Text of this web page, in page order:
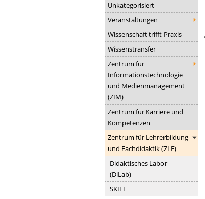
Unkategorisiert
Veranstaltungen
Wissenschaft trifft Praxis
Wissenstransfer
Zentrum für
Informationstechnologie
und Medienmanagement
(ZIM)
Zentrum für Karriere und
Kompetenzen
Zentrum für Lehrerbildung
und Fachdidaktik (ZLF)
Didaktisches Labor
(DiLab)
SKILL